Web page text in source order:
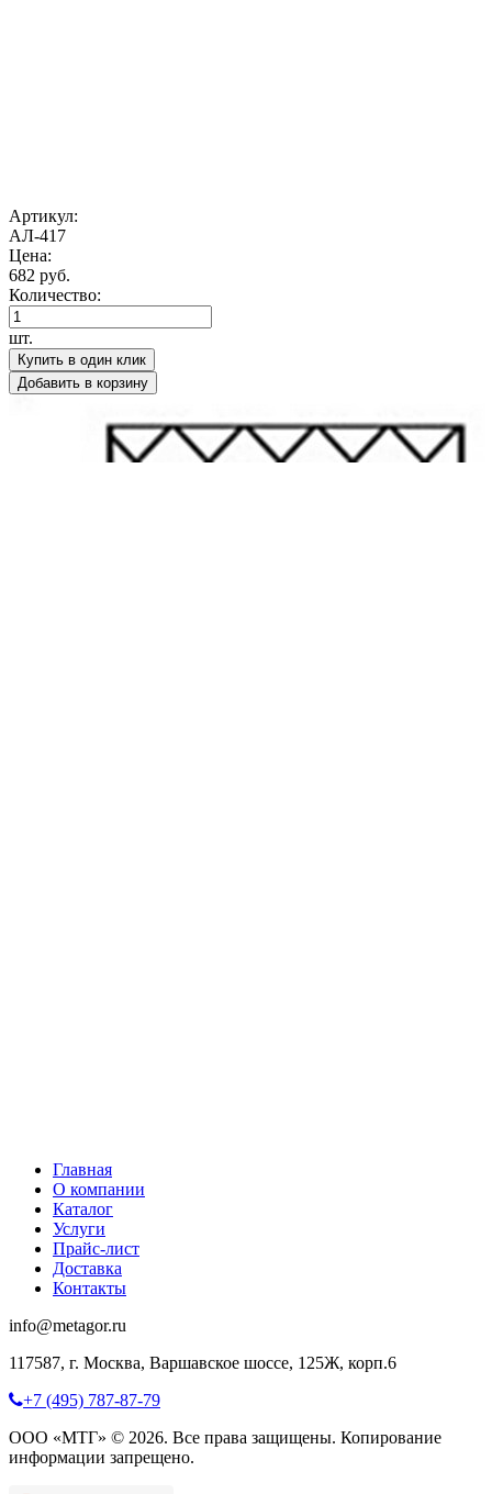
Артикул:
АЛ-417
Цена:
682 руб.
Количество:
шт.
Купить в один клик
Добавить в корзину
Главная
О компании
Каталог
Услуги
Прайс-лист
Доставка
Контакты
info@metagor.ru
117587, г. Москва, Варшавское шоссе, 125Ж, корп.6
+7 (495) 787-87-79
ООО «МТГ» © 2026. Все права защищены. Копирование
информации запрещено.